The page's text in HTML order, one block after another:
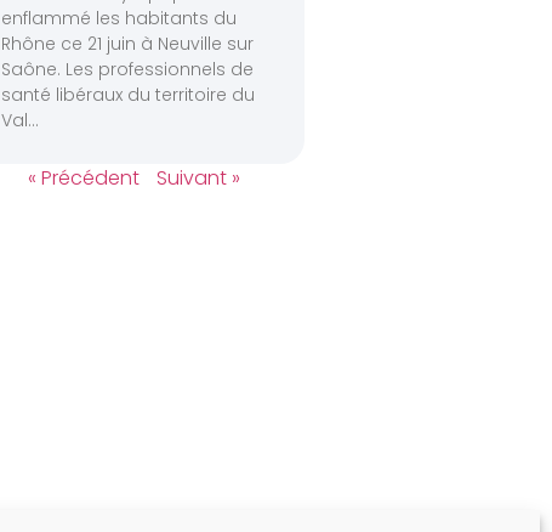
enflammé les habitants du
Rhône ce 21 juin à Neuville sur
Saône. Les professionnels de
santé libéraux du territoire du
Val
« Précédent Suivant »